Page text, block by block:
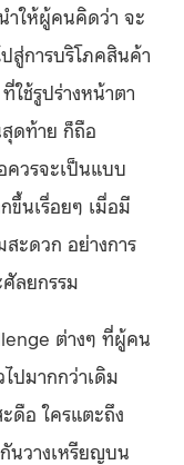
ำให้ผู้คนคิดว่า จะ
การบริโภคสินค้า
ใช้รูปร่างหน้าตา
ดท้าย ก็ถือ
ควรจะเป็นแบบ
นเรื่อยๆ เมื่อมี
สะดวก อย่างการ
ลยกรรม
ต่างๆ ที่ผู้คน
ปมากกว่าเดิม
ดือ ใครแตะถึง
นวางเหรียญบน